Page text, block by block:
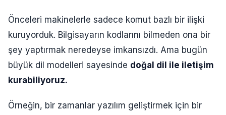
Önceleri makinelerle sadece komut bazlı bir ilişki
kuruyorduk. Bilgisayarın kodlarını bilmeden ona bir
şey yaptırmak neredeyse imkansızdı. Ama bugün
büyük dil modelleri sayesinde doğal dil ile iletişim
kurabiliyoruz.
Örneğin, bir zamanlar yazılım geliştirmek için bir